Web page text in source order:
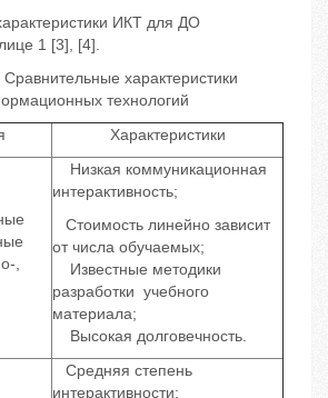
ИКТ для ДО
1 [3], [4].
характеристики
технологий
Характеристики
,
Низкая коммуникационная
интерактивность;
Стоимость линейно зависит
от числа обучаемых;
Известные методики
разработки учебного
материала;
Высокая долговечность.
Средняя степень
интерактивности;